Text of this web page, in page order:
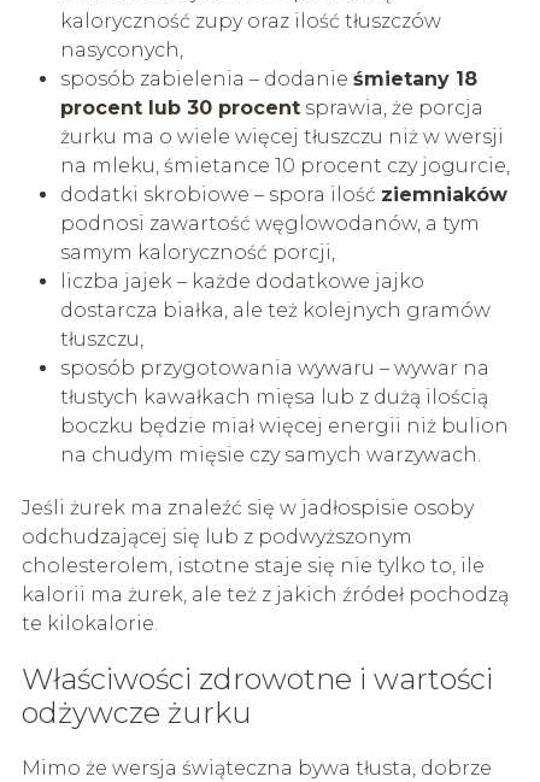
kaloryczność zupy oraz ilość tłuszczów
nasyconych,
sposób zabielenia – dodanie śmietany 18
procent lub 30 procentsprawia, że porcja
żurku ma o wiele więcej tłuszczu niż w wersji
na mleku, śmietance 10 procent czy jogurcie,
dodatki skrobiowe – spora ilość ziemniaków
podnosi zawartość węglowodanów, a tym
samym kaloryczność porcji,
liczba jajek – każde dodatkowe jajko
dostarcza białka, ale też kolejnych gramów
tłuszczu,
sposób przygotowania wywaru – wywar na
tłustych kawałkach mięsa lub z dużą ilością
boczku będzie miał więcej energii niż bulion
na chudym mięsie czy samych warzywach.
Jeśli żurek ma znaleźć się w jadłospisie osoby
odchudzającej się lub z podwyższonym
cholesterolem, istotne staje się nie tylko to, ile
kalorii ma żurek, ale też z jakich źródeł pochodzą
te kilokalorie.
Właściwości zdrowotne i wartości
odżywcze żurku
Mimo że wersja świąteczna bywa tłusta, dobrze